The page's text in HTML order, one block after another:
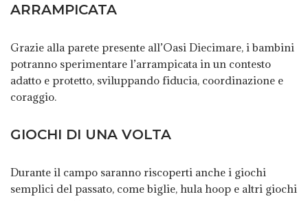
ARRAMPICATA
Grazie alla parete presente all’Oasi Diecimare, i bambini
potranno sperimentare l’arrampicata in un contesto
adatto e protetto, sviluppando fiducia, coordinazione e
coraggio.
GIOCHI DI UNA VOLTA
Durante il campo saranno riscoperti anche i giochi
semplici del passato, come biglie, hula hoop e altri giochi